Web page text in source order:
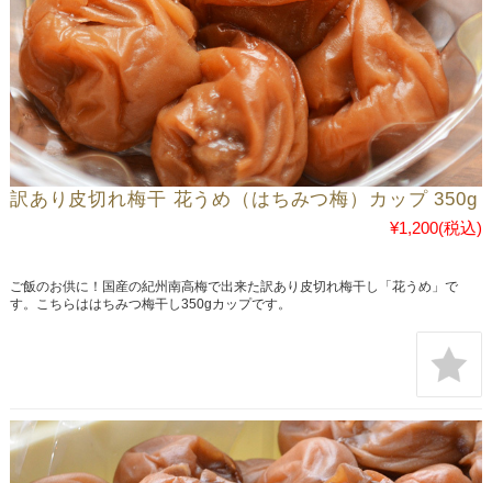
訳あり皮切れ梅干 花うめ（はちみつ梅）カップ 350g
¥1,200(税込)
ご飯のお供に！国産の紀州南高梅で出来た訳あり皮切れ梅干し「花うめ」で
す。こちらははちみつ梅干し350gカップです。